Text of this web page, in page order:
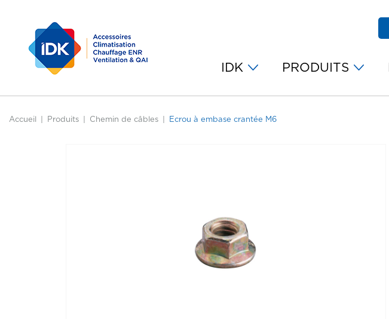
IDK PRODUITS
Accueil Produits Chemin de câbles Ecrou à embase crantée M6